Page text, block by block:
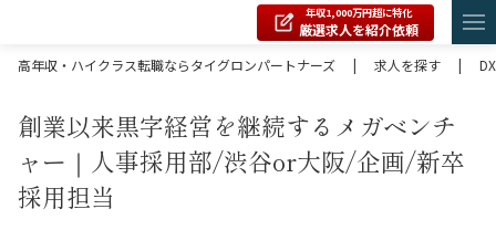
年収1,000万円超に特化
厳選求人を紹介依頼
高年収・ハイクラス転職ならタイグロンパートナーズ
| 求人を探す |
創業以来黒字経営を継続するメガベンチ
ャー｜人事採用部/渋谷or大阪/企画/新卒
採用担当